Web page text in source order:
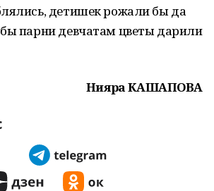
детишек рожали бы да
парни девчатам цветы дарили
Нияра КАШАПОВА